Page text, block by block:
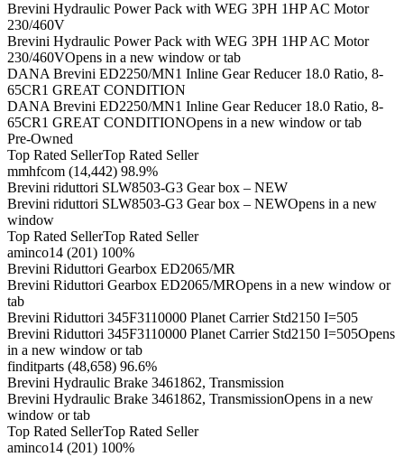
Brevini Hydraulic Power Pack with WEG 3PH 1HP AC Motor
230/460V
Brevini Hydraulic Power Pack with WEG 3PH 1HP AC Motor
230/460VOpens in a new window or tab
DANA Brevini ED2250/MN1 Inline Gear Reducer 18.0 Ratio, 8-
65CR1 GREAT CONDITION
DANA Brevini ED2250/MN1 Inline Gear Reducer 18.0 Ratio, 8-
65CR1 GREAT CONDITIONOpens in a new window or tab
Pre-Owned
Top Rated SellerTop Rated Seller
mmhfcom (14,442) 98.9%
Brevini riduttori SLW8503-G3 Gear box – NEW
Brevini riduttori SLW8503-G3 Gear box – NEWOpens in a new
window
Top Rated SellerTop Rated Seller
aminco14 (201) 100%
Brevini Riduttori Gearbox ED2065/MR
Brevini Riduttori Gearbox ED2065/MROpens in a new window or
tab
Brevini Riduttori 345F3110000 Planet Carrier Std2150 I=505
Brevini Riduttori 345F3110000 Planet Carrier Std2150 I=505Opens
in a new window or tab
finditparts (48,658) 96.6%
Brevini Hydraulic Brake 3461862, Transmission
Brevini Hydraulic Brake 3461862, TransmissionOpens in a new
window or tab
Top Rated SellerTop Rated Seller
aminco14 (201) 100%